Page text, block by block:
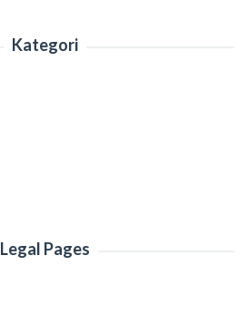
Kategori
Legal Pages